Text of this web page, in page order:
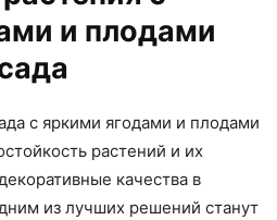
и плодами
с яркими ягодами и плодами
растений и их
качества в
из лучших решений станут